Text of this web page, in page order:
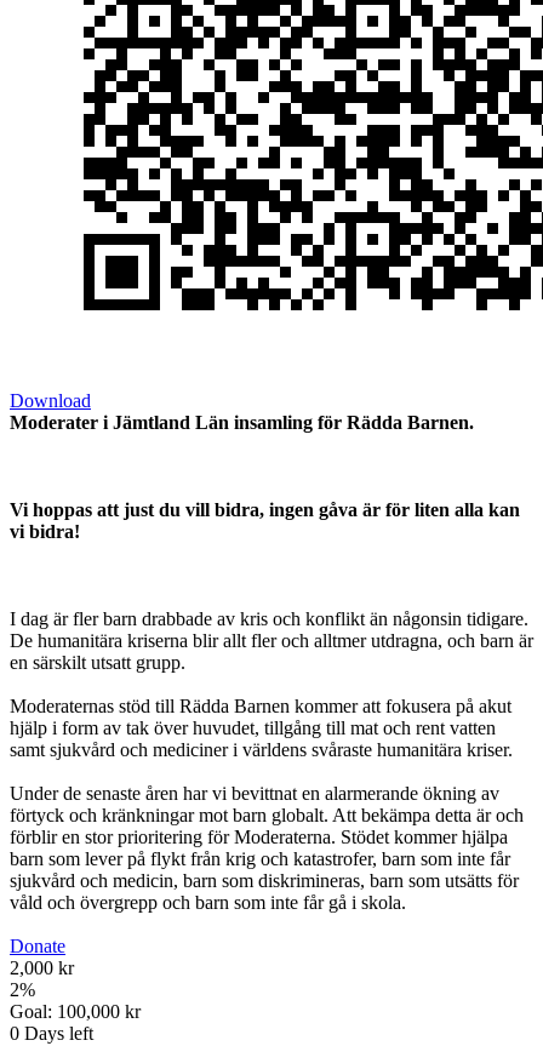
Download
Moderater i Jämtland Län insamling för Rädda Barnen.
Vi hoppas att just du vill bidra, ingen gåva är för liten alla kan
vi bidra!
I dag är fler barn drabbade av kris och konflikt än någonsin tidigare.
De humanitära kriserna blir allt fler och alltmer utdragna, och barn är
en särskilt utsatt grupp.
Moderaternas stöd till Rädda Barnen kommer att fokusera på akut
hjälp i form av tak över huvudet, tillgång till mat och rent vatten
samt sjukvård och mediciner i världens svåraste humanitära kriser.
Under de senaste åren har vi bevittnat en alarmerande ökning av
förtyck och kränkningar mot barn globalt. Att bekämpa detta är och
förblir en stor prioritering för Moderaterna. Stödet kommer hjälpa
barn som lever på flykt från krig och katastrofer, barn som inte får
sjukvård och medicin, barn som diskrimineras, barn som utsätts för
våld och övergrepp och barn som inte får gå i skola.
Donate
2,000 kr
2%
Goal: 100,000 kr
0 Days left